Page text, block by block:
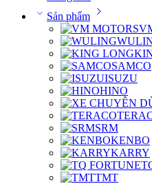
Sản phẩm
SAMCO
ISUZU
HINO
SRM
KENBO
KARRY
TMT